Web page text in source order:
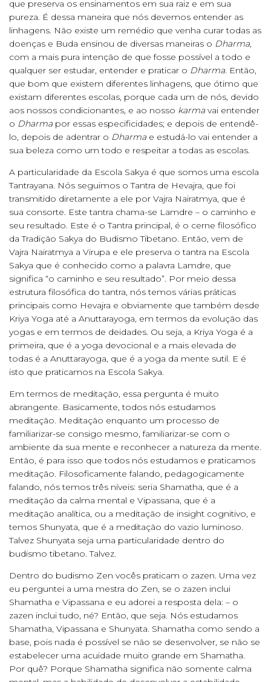
que preserva os ensinamentos em sua raiz e em sua
pureza. É dessa maneira que nós devemos entender as
linhagens. Não existe um remédio que venha curar todas as
doenças e Buda ensinou de diversas maneiras o Dharma,
com a mais pura intenção de que fosse possível a todo e
qualquer ser estudar, entender e praticar o Dharma. Então,
que bom que existem diferentes linhagens, que ótimo que
existam diferentes escolas, porque cada um de nós, devido
aos nossos condicionantes, e ao nosso karma vai entender
o Dharma por essas especificidades; e depois de entendê-
lo, depois de adentrar o Dharma e estudá-lo vai entender a
sua beleza como um todo e respeitar a todas as escolas.
A particularidade da Escola Sakya é que somos uma escola
Tantrayana. Nós seguimos o Tantra de Hevajra, que foi
transmitido diretamente a ele por Vajra Nairatmya, que é
sua consorte. Este tantra chama-se Lamdre – o caminho e
seu resultado. Este é o Tantra principal, é o cerne filosófico
da Tradição Sakya do Budismo Tibetano. Então, vem de
Vajra Nairatmya a Virupa e ele preserva o tantra na Escola
Sakya que é conhecido como a palavra Lamdre, que
significa “o caminho e seu resultado”. Por meio dessa
estrutura filosófica do tantra, nós temos várias práticas
principais como Hevajra e obviamente que também desde
Kriya Yoga até a Anuttarayoga, em termos da evolução das
yogas e em termos de deidades. Ou seja, a Kriya Yoga é a
primeira, que é a yoga devocional e a mais elevada de
todas é a Anuttarayoga, que é a yoga da mente sutil. E é
isto que praticamos na Escola Sakya.
Em termos de meditação, essa pergunta é muito
abrangente. Basicamente, todos nós estudamos
meditação. Meditação enquanto um processo de
familiarizar-se consigo mesmo, familiarizar-se com o
ambiente da sua mente e reconhecer a natureza da mente.
Então, é para isso que todos nós estudamos e praticamos
meditação. Filosoficamente falando, pedagogicamente
falando, nós temos três níveis: seria Shamatha, que é a
meditação da calma mental e Vipassana, que é a
meditação analítica, ou a meditação de insight cognitivo, e
temos Shunyata, que é a meditação do vazio luminoso.
Talvez Shunyata seja uma particularidade dentro do
budismo tibetano. Talvez.
Dentro do budismo Zen vocês praticam o zazen. Uma vez
eu perguntei a uma mestra do Zen, se o zazen inclui
Shamatha e Vipassana e eu adorei a resposta dela: – o
zazen inclui tudo, né? Então, que seja. Nós estudamos
Shamatha, Vipassana e Shunyata. Shamatha como sendo a
base, pois nada é possível se não se desenvolver, se não se
estabelecer uma acuidade muito grande em Shamatha.
Por quê? Porque Shamatha significa não somente calma